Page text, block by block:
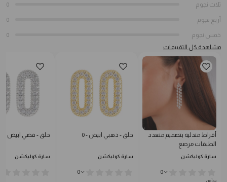
ثلاث نجوم 0
أربع نجوم 0
خمس نجوم
0
مشاهدة كل التقييمات
أقراط متدلية بتصميم متعدد
الطبقات مرصع
سارة كوليكشن
0
يبدأ من
حلق - ذهبي ابيض - 0
سارة كوليكشن
0
حلق - فضي ابيض - 0
سارة كوليكشن